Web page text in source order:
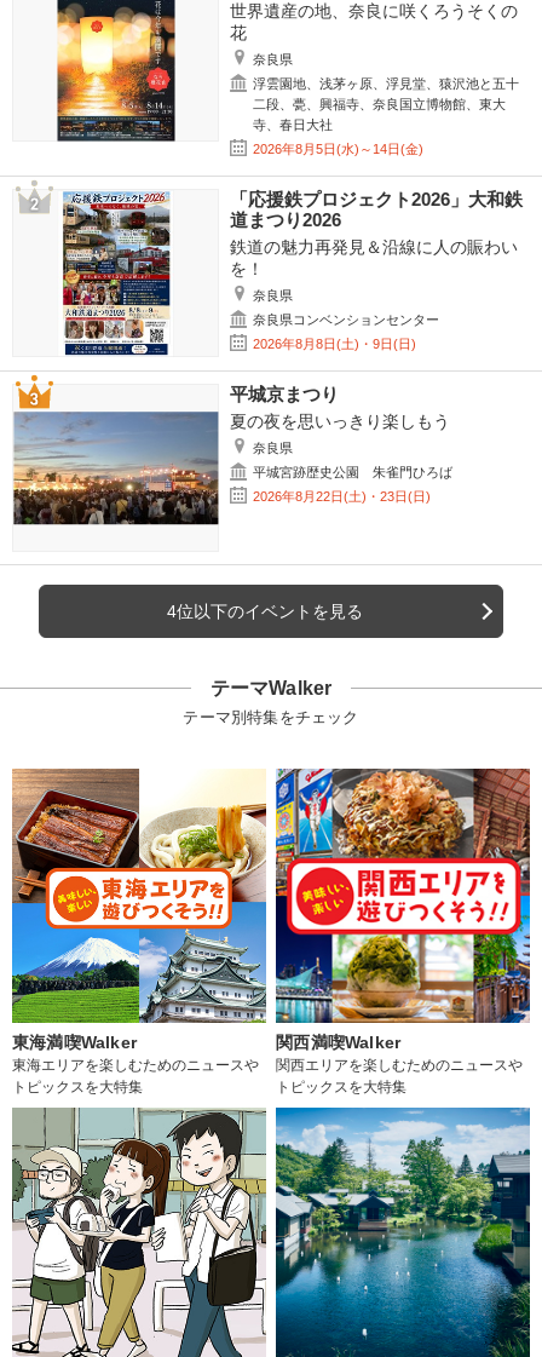
世界遺産の地、奈良に咲くろうそくの
花
奈良県
浮雲園地、浅茅ヶ原、浮見堂、猿沢池と五十
二段、甍、興福寺、奈良国立博物館、東大
寺、春日大社
2026年8月5日(水)～14日(金)
「応援鉄プロジェクト2026」大和鉄
道まつり2026
鉄道の魅力再発見＆沿線に人の賑わい
を！
奈良県
奈良県コンベンションセンター
2026年8月8日(土)・9日(日)
平城京まつり
夏の夜を思いっきり楽しもう
奈良県
平城宮跡歴史公園 朱雀門ひろば
2026年8月22日(土)・23日(日)
4位以下のイベントを見る
テーマWalker
テーマ別特集をチェック
東海満喫Walker
東海エリアを楽しむためのニュースや
トピックスを大特集
関西満喫Walker
関西エリアを楽しむためのニュースや
トピックスを大特集